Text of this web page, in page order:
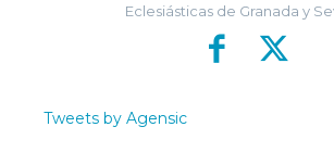
Eclesiásticas de Granada y
Tweets by Agensic